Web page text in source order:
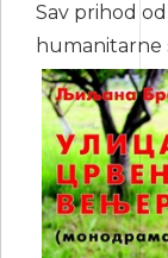
Sav prihod
humanitarne